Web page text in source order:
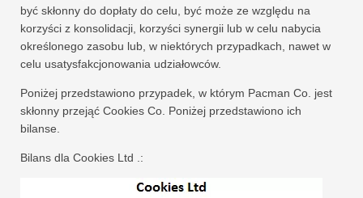
być skłonny do dopłaty do celu, być może ze względu na
korzyści z konsolidacji, korzyści synergii lub w celu nabycia
określonego zasobu lub, w niektórych przypadkach, nawet w
celu usatysfakcjonowania udziałowców.
Poniżej przedstawiono przypadek, w którym Pacman Co. jest
skłonny przejąć Cookies Co. Poniżej przedstawiono ich
bilanse.
Bilans dla Cookies Ltd .: